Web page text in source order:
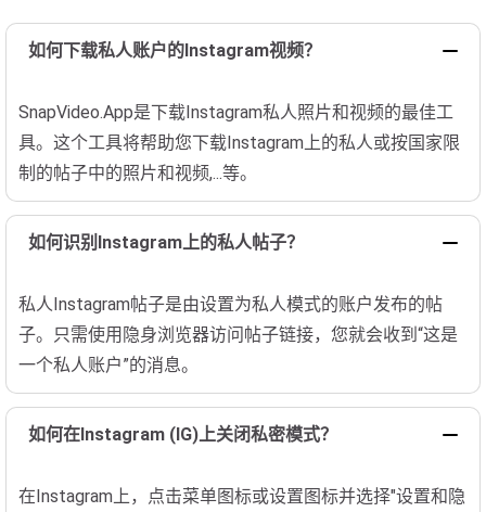
如何下载私人账户的Instagram视频？
SnapVideo.App是下载Instagram私人照片和视频的最佳工
具。这个工具将帮助您下载Instagram上的私人或按国家限
制的帖子中的照片和视频,...等。
如何识别Instagram上的私人帖子？
私人Instagram帖子是由设置为私人模式的账户发布的帖
子。只需使用隐身浏览器访问帖子链接，您就会收到“这是
一个私人账户”的消息。
如何在Instagram (IG)上关闭私密模式？
在Instagram上，点击菜单图标或设置图标并选择"设置和隐